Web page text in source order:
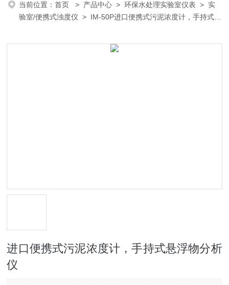
当前位置：首页 > 产品中心 >环保水处理实验室仪表 > 实
验室/便携式浊度仪 > IM-50P进口便携式污泥浓度计，手持式悬
进口便携式污泥浓度计，手持式悬浮物分析
仪